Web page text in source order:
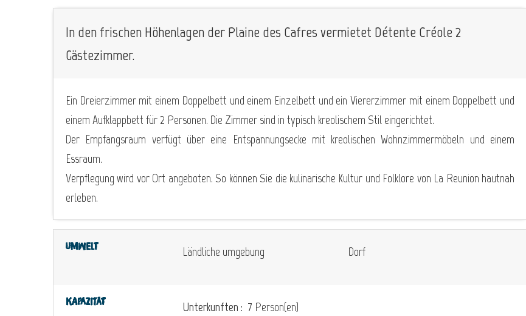
In den frischen Höhenlagen der Plaine des Cafres vermietet Détente Créole 2
Gästezimmer.
Ein Dreierzimmer mit einem Doppelbett und einem Einzelbett und ein Viererzimmer mit einem Doppelbett und
einem Aufklappbett für 2 Personen. Die Zimmer sind in typisch kreolischem Stil eingerichtet.
Der Empfangsraum verfügt über eine Entspannungsecke mit kreolischen Wohnzimmermöbeln und einem
Essraum.
Verpflegung wird vor Ort angeboten. So können Sie die kulinarische Kultur und Folklore von La Reunion hautnah
erleben.
Umwelt Ländliche umgebung Dorf
Kapazität Unterkunften : 7 Person(en)